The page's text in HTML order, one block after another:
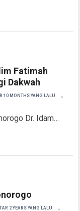
Fatimah
Dakwah
10 MONTHS YANG LALU
Dr. Idam…
2 YEARS YANG LALU